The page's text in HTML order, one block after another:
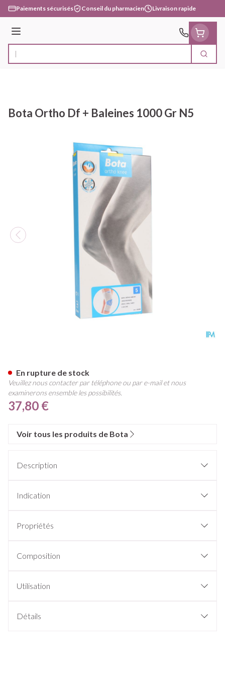
Aller au contenu
Paiements sécurisés Conseil du pharmacien Livraison rapide
Menu
Rechercher
Bota Ortho Df + Baleines 1000 Gr N5
37,80 €
En rupture de stock
Veuillez nous contacter par téléphone ou par e-mail et nous
examinerons ensemble les possibilités.
Voir tous les produits de Bota
Description
Indication
Propriétés
Composition
Utilisation
Détails